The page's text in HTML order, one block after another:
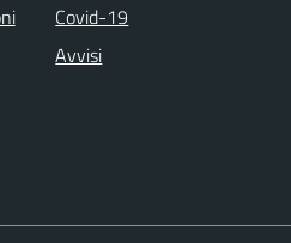
Covid-19
Avvisi